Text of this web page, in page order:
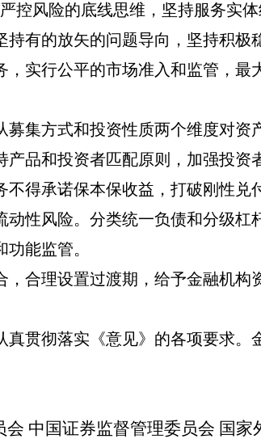
控风险的底线思维，坚持服务实
有的放矢的问题导向，坚持积极
实行公平的市场准入和监管，最
募集方式和投资性质两个维度对
品和投资者匹配原则，加强投资
得承诺保本保收益，打破刚性兑
性风险。分类统一负债和分级杠
能监管。
，合理设置过渡期，给予金融机
贯彻落实《意见》的各项要求。
中国证券监督管理委员会 国家